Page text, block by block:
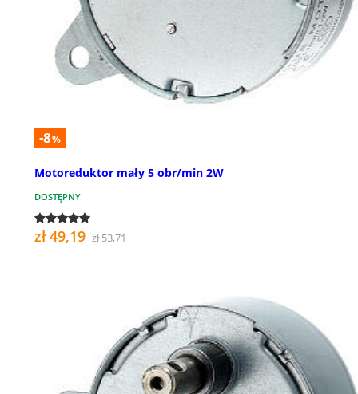
-8%
Motoreduktor mały 5 obr/min 2W
DOSTĘPNY
zł 49,19 zł 53,71